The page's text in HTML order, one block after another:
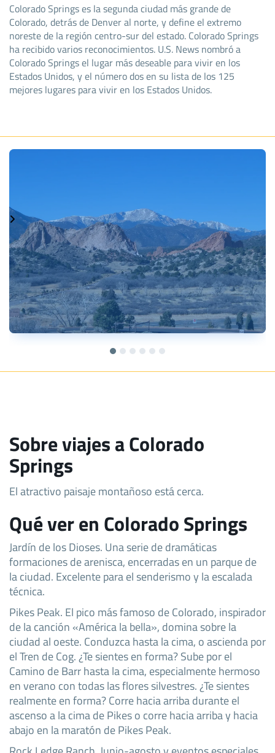
Colorado Springs es la segunda ciudad más grande de
Colorado, detrás de Denver al norte, y define el extremo
noreste de la región centro-sur del estado. Colorado Springs
ha recibido varios reconocimientos. U.S. News nombró a
Colorado Springs el lugar más deseable para vivir en los
Estados Unidos, y el número dos en su lista de los 125
mejores lugares para vivir en los Estados Unidos.
Sobre viajes a Colorado
Springs
El atractivo paisaje montañoso está cerca.
Qué ver en Colorado Springs
Jardín de los Dioses. Una serie de dramáticas
formaciones de arenisca, encerradas en un parque de
la ciudad. Excelente para el senderismo y la escalada
técnica.
Pikes Peak. El pico más famoso de Colorado, inspirador
de la canción «América la bella», domina sobre la
ciudad al oeste. Conduzca hasta la cima, o ascienda por
el Tren de Cog. ¿Te sientes en forma? Sube por el
Camino de Barr hasta la cima, especialmente hermoso
en verano con todas las flores silvestres. ¿Te sientes
realmente en forma? Corre hacia arriba durante el
ascenso a la cima de Pikes o corre hacia arriba y hacia
abajo en la maratón de Pikes Peak.